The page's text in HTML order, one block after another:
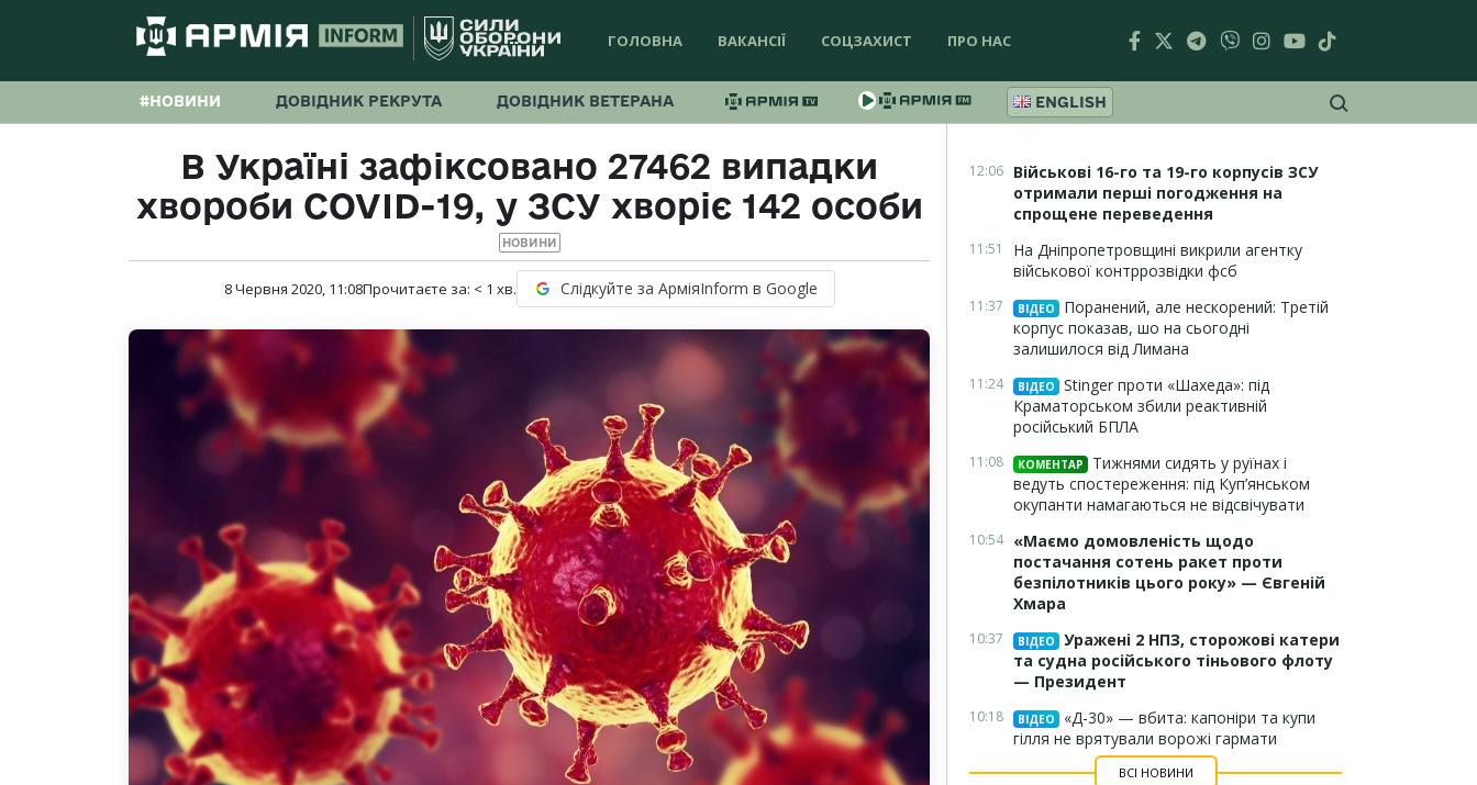
ГОЛОВНА ВАКАНСІЇ СОЦЗАХИСТ ПРО НАС
#НОВИНИ ДОВІДНИК РЕКРУТА ДОВІДНИК ВЕТЕРАНА ENGLISH
В Україні зафіксовано 27462 випадки
хвороби COVID-19, у ЗСУ хворіє 142 особи
НОВИНИ
8 Червня 2020, 11:08Прочитаєте за: < 1 хв. Слідкуйте за АрміяInform в Google
12:06 Військові 16-го та 19-го корпусів ЗСУ
отримали перші погодження на
спрощене переведення
11:51
На Дніпропетровщині викрили агентку
військової контррозвідки фсб
11:37 ВІДЕО
Поранений, але нескорений: Третій
корпус показав, шо на сьогодні
залишилося від Лимана
11:24 ВІДЕО
Stinger проти «Шахеда»: під
Краматорськом збили реактивній
російський БПЛА
11:08 КОМЕНТАР
Тижнями сидять у руїнах і
ведуть спостереження: під Куп’янськом
окупанти намагаються не відсвічувати
10:54 «Маємо домовленість щодо
постачання сотень ракет проти
безпілотників цього року» — Євгеній
Хмара
10:37 ВІДЕО
Уражені 2 НПЗ, сторожові катери
та судна російського тіньового флоту
— Президент
10:18 ВІДЕО
«Д-30» — вбита: капоніри та купи
гілля не врятували ворожі гармати
ВСІ НОВИНИ